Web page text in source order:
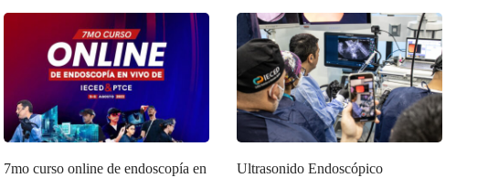
7mo curso online de endoscopía en
Ultrasonido Endoscópico